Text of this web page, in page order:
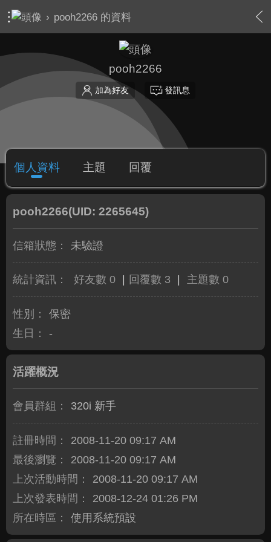
› pooh2266 的資料
pooh2266
加為好友 發訊息
個人資料 主題 回覆
pooh2266(UID: 2265645)
信箱狀態： 未驗證
統計資訊： 好友數 0 回覆數 3 主題數 0
性別：
保密
生日：
-
活躍概況
會員群組： 320i 新手
註冊時間：
2008-11-20 09:17 AM
最後瀏覽：
2008-11-20 09:17 AM
上次活動時間：
2008-11-20 09:17 AM
上次發表時間：
2008-12-24 01:26 PM
所在時區：
使用系統預設